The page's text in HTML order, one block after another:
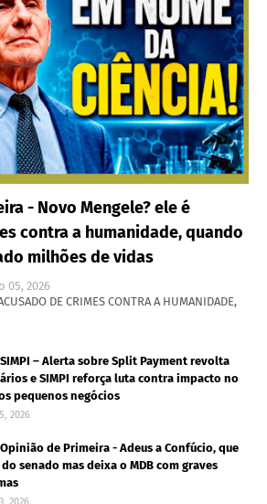
- Novo Mengele? ele é
contra a humanidade, quando
milhões de vidas
05, 2026
DE CRIMES CONTRA A HUMANIDADE,
– Alerta sobre Split Payment revolta
e SIMPI reforça luta contra impacto no
pequenos negócios
2026
de Primeira - Adeus a Confúcio, que
senado mas deixa o MDB com graves